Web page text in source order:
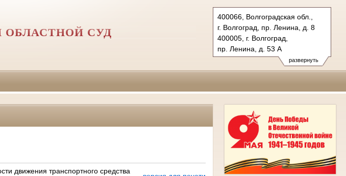
развернуть
400066, Волгоградская обл.,
г. Волгоград, пр. Ленина, д. 8
400005, г. Волгоград,
пр. Ленина, д. 53 А
Тел.: (8442) 38-21-98, 23-87-44
oblsud.vol@sudrf.ru
ОБЛАСТНОЙ СУД
движения транспортного средства